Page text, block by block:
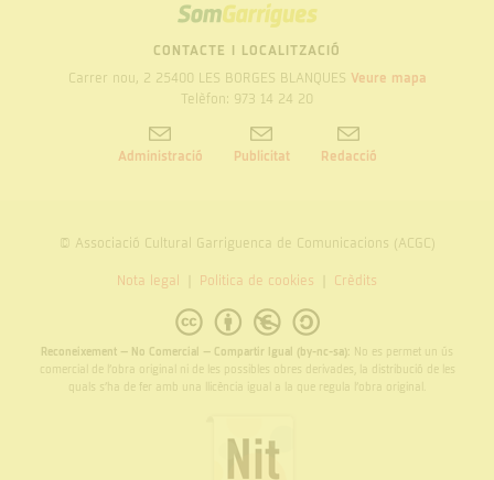
SOM
GARRIGUES
CONTACTE I LOCALITZACIÓ
Carrer nou, 2 25400 LES BORGES BLANQUES Veure mapa
Telèfon: 973 14 24 20
Administració Publicitat Redacció
© Associació Cultural Garriguenca de Comunicacions (ACGC)
Nota legal Politica de cookies Crèdits
Reconeixement – No Comercial – Compartir Igual (by-nc-sa): No es permet un ús
comercial de l’obra original ni de les possibles obres derivades, la distribució de les
quals s’ha de fer amb una llicència igual a la que regula l’obra original.